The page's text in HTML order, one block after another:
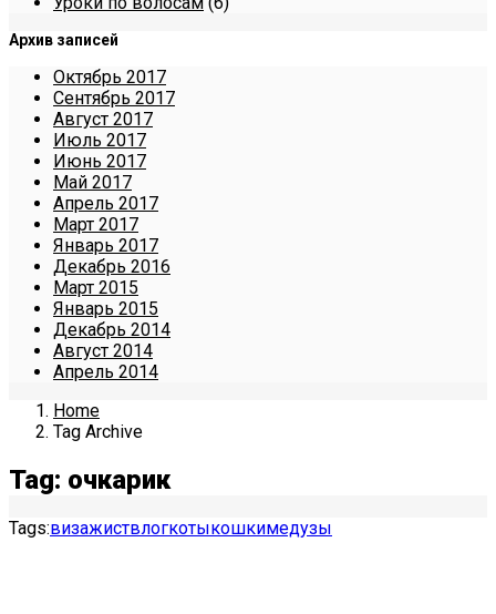
Архив записей
Октябрь 2017
Сентябрь 2017
Август 2017
Июль 2017
Июнь 2017
Май 2017
Апрель 2017
Март 2017
Январь 2017
Декабрь 2016
Март 2015
Январь 2015
Декабрь 2014
Август 2014
Апрель 2014
Home
Tag Archive
Tag: очкарик
Tags:визажиствлогкотыкошкимедузы